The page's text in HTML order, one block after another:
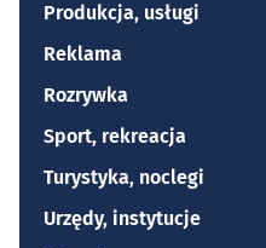
Produkcja, usługi
Reklama
Rozrywka
Sport, rekreacja
Turystyka, noclegi
Urzędy, instytucje